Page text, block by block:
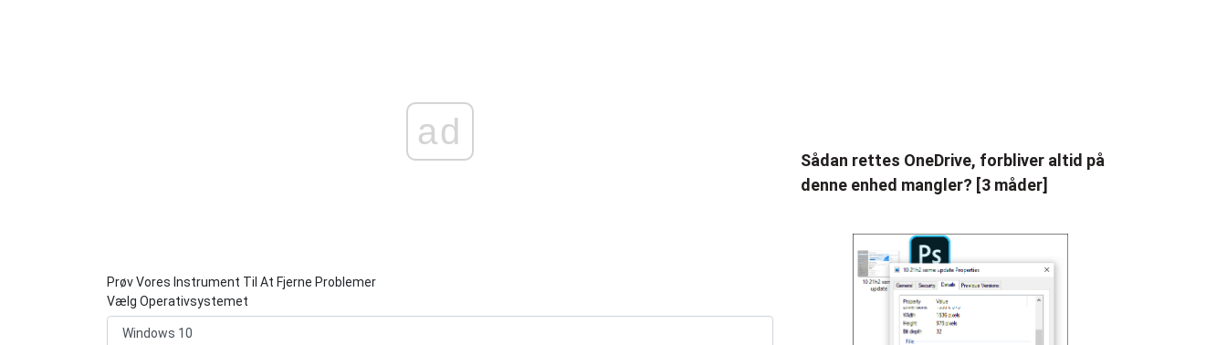
ad
Prøv Vores Instrument Til At Fjerne Problemer
Vælg Operativsystemet
Sådan rettes OneDrive, forbliver altid på
denne enhed mangler? [3 måder]